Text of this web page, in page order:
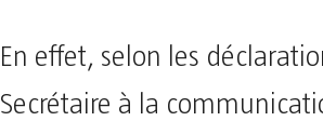
En effet, selon les
Secrétaire à la